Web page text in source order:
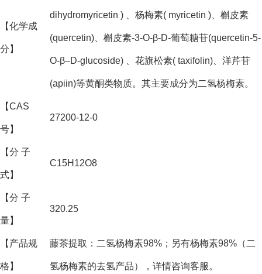
【化学成
分】
dihydromyricetin ) 、杨梅素( myricetin )、槲皮素
(quercetin)、槲皮素-3-O-β-D-葡萄糖苷(quercetin-5-
O-β–D-glucoside) 、花旗松素( taxifolin)、洋芹苷
(apiin)等黄酮类物质。其主要成分为二氢杨梅素。
【CAS
号】
27200-12-0
【分 子
式】
C15H12O8
【分 子
量】
320.25
【产品规
格】
藤茶提取：二氢杨梅素98%；另有杨梅素98%（二
氢杨梅素的去氢产品），详情咨询客服。